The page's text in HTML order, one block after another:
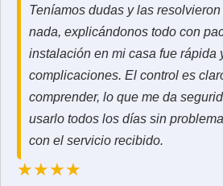
Teníamos dudas y las
nada, explicándonos todo con
instalación en mi casa fue rápida
complicaciones. El control es
comprender, lo que me da
usarlo todos los días sin
con el servicio recibido.
★★★★